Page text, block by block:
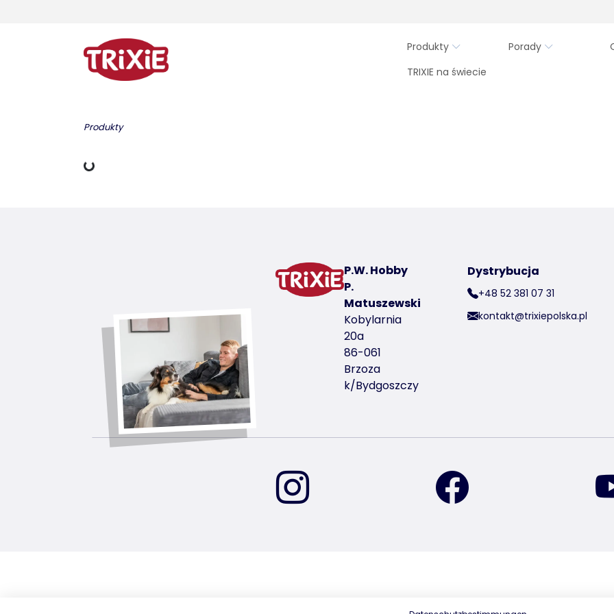
Produkty Porady
TRIXIE na świecie
Produkty
Dane ładowania
P.W. Hobby
P.
Matuszewski
Kobylarnia
20a
86-061
Brzoza
k/Bydgoszczy
Dystrybucja
+48 52 381 07 31
kontakt@trixiepolska.pl
znajdź nas na Instagramie znajdź nas na